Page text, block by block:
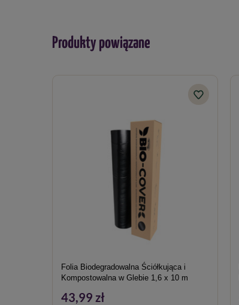
Produkty powiązane
Folia Biodegradowalna Ściółkująca i
Kompostowalna w Glebie 1,6 x 10 m
43,99 zł